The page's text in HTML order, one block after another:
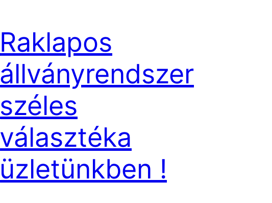
Raklapos
állványrendszer
széles
választéka
üzletünkben !